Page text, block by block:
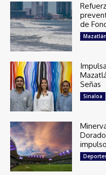
de
Mazatlán
Señas
Sinaloa